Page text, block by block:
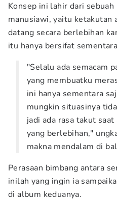
Konsep ini lahir dari sebuah
manusiawi, yaitu ketakutan
datang secara berlebihan
itu hanya bersifat
"Selalu ada semacam
yang membuatku
ini hanya sementara
mungkin situasinya
jadi ada rasa takut
yang berlebihan,"
makna mendalam di
Perasaan bimbang antara
inilah yang ingin ia
di album keduanya.